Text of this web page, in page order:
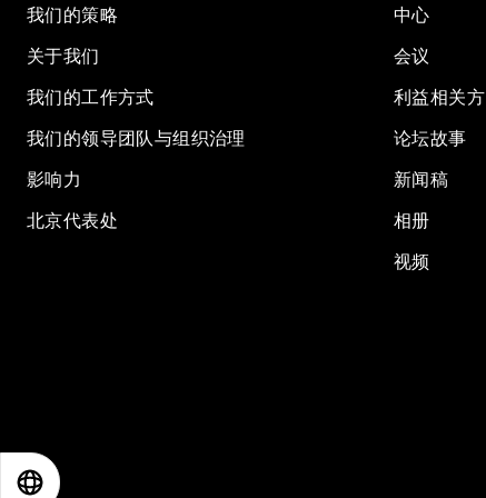
我们的策略
关于我们
我们的工作方式
我们的领导团队与组织治理
影响力
北京代表处
中心
会议
利益相关方
论坛故事
新闻稿
相册
视频